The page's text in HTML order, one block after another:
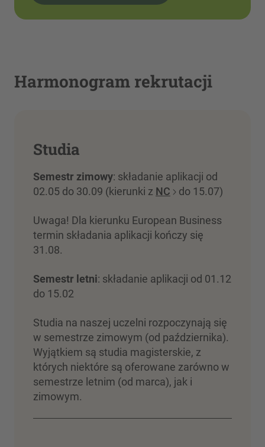
Harmonogram rekrutacji
Studia
Semestr zimowy: składanie aplikacji od
02.05 do 30.09 (kierunki z NC do 15.07)
Uwaga! Dla kierunku European Business
termin składania aplikacji kończy się
31.08.
Semestr letni: składanie aplikacji od 01.12
do 15.02
Studia na naszej uczelni rozpoczynają się
w semestrze zimowym (od października).
Wyjątkiem są studia magisterskie, z
których niektóre są oferowane zarówno w
semestrze letnim (od marca), jak i
zimowym.